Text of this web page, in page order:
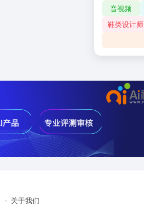
音视频
鞋类设计师
关于我们